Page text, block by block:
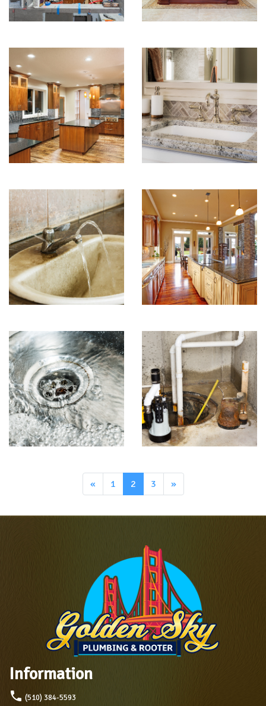
« 1 2 3 »
Information
local_phone (510) 384-5593